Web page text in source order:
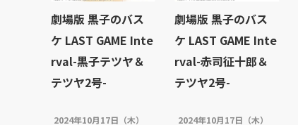
劇場版 黒子のバス
ケ LAST GAME Inte
rval-黒子テツヤ＆
テツヤ2号-
2024年10月17日（木）
劇場版 黒子のバス
ケ LAST GAME Inte
rval-赤司征十郎＆
テツヤ2号-
2024年10月17日（木）